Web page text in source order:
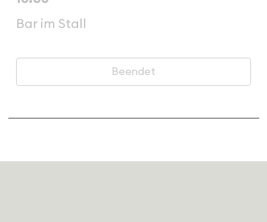
Bar im Stall
Beendet